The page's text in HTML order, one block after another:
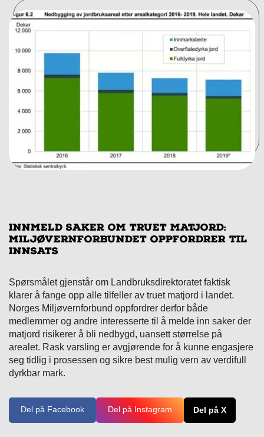
Innmeld saker om truet matjord:
Miljøvernforbundet oppfordrer til
innsats
Spørsmålet gjenstår om Landbruksdirektoratet faktisk
klarer å fange opp alle tilfeller av truet matjord i landet.
Norges Miljøvernforbund oppfordrer derfor både
medlemmer og andre interesserte til å melde inn saker der
matjord risikerer å bli nedbygd, uansett størrelse på
arealet. Rask varsling er avgjørende for å kunne engasjere
seg tidlig i prosessen og sikre best mulig vern av verdifull
dyrkbar mark.
Del på Facebook Del på Instagram Del på X